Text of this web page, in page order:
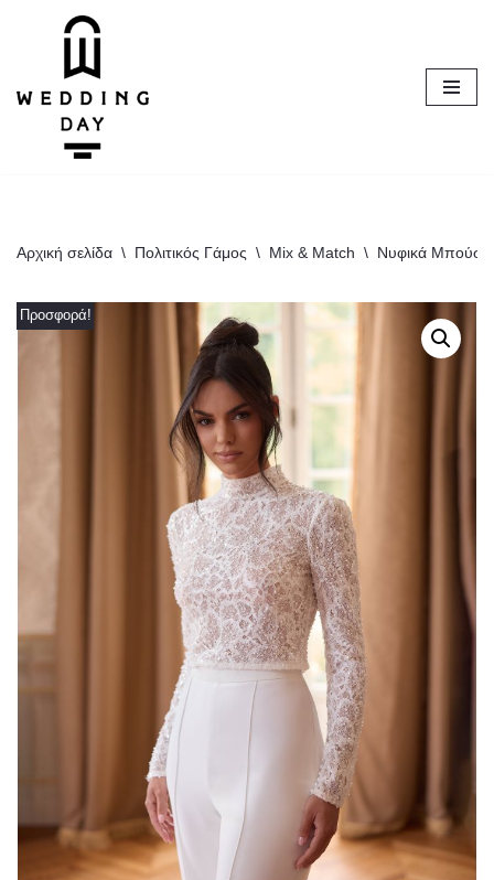
περιεχόμενο
Αρχική σελίδα \ Πολιτικός Γάμος \ Mix & Match \ Νυφικά
Προσφορά!